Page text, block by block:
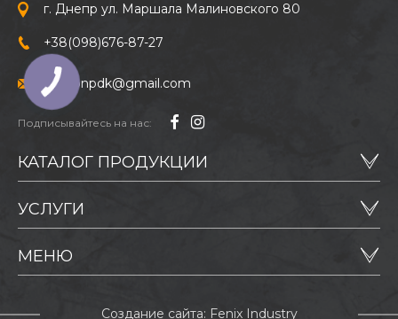
г. Днепр ул. Маршала Малиновского 80
+38(098)676-87-27
bastionpdk@gmail.com
Подписывайтесь на нас:
КАТАЛОГ ПРОДУКЦИИ
УСЛУГИ
МЕНЮ
Создание сайта: Fenix Industry